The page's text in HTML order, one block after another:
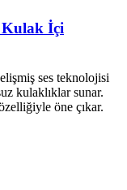
Kulak İçi
ses teknolojisi
kulaklıklar sunar.
öne çıkar.